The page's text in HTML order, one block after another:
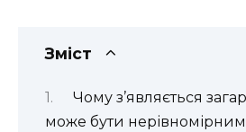
Зміст
Чому з’являється
може бути